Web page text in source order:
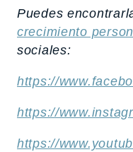
Puedes
crecimiento
sociales:
https://
https://
https://